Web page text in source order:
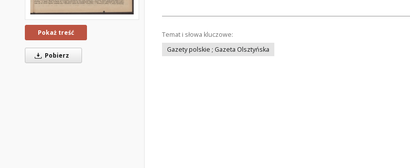
Pokaż treść
Pobierz
Temat i słowa kluczowe:
Gazety polskie ; Gazeta Olsztyńska